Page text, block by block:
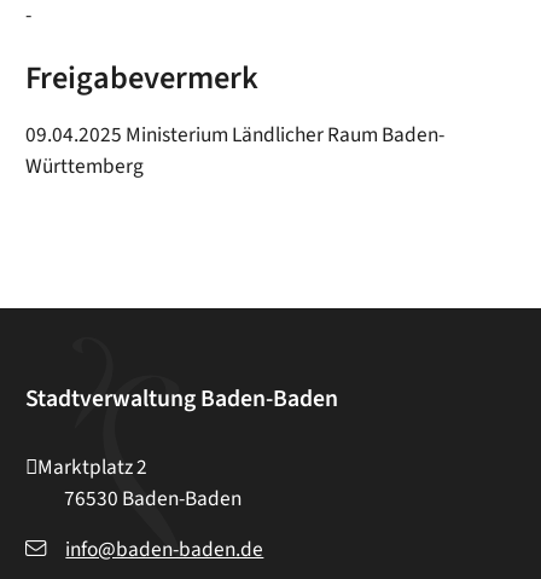
-
Freigabevermerk
09.04.2025 Ministerium Ländlicher Raum Baden-
Württemberg
Stadtverwaltung Baden-Baden
Marktplatz 2
76530 Baden-Baden
info@baden-baden.de